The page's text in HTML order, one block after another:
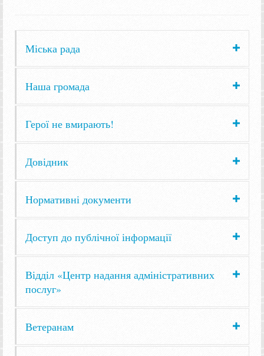
Міська рада
Наша громада
Герої не вмирають!
Довідник
Нормативні документи
Доступ до публічної інформації
Відділ «Центр надання адміністративних
послуг»
Ветеранам